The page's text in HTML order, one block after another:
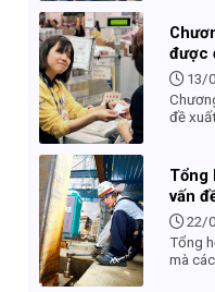
đối
học
đã
mong
việc.
được
nghề
hội
13/
đề
Tổng
vấn
gặp
định
Nhật
22/
Tổng
mà